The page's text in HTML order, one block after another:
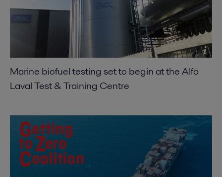
Marine biofuel testing set to begin at the Alfa
Laval Test & Training Centre